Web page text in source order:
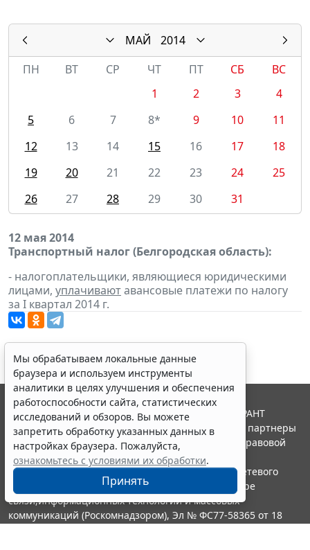
МАЙ
2014
ПН
ВТ СР ЧТ ПТ СБ
ВС
1
2 3
4
5
6 7 8* 9 10
11
12
13 14 15 16 17
18
19
20 21 22 23 24
25
26
27 28 29 30 31
12 мая 2014
Транспортный налог (Белгородская область):
- налогоплательщики, являющиеся юридическими
лицами, уплачиваютавансовые платежи по налогу
за I квартал 2014 г.
Мы обрабатываем локальные данные
браузера и используем инструменты
аналитики в целях улучшения и обеспечения
работоспособности сайта, статистических
исследований и обзоров. Вы можете
запретить обработку указанных данных в
настройках браузера. Пожалуйста,
ознакомьтесь с условиями их обработки.
Принять
© ООО "НПП "ГАРАНТ-СЕРВИС", 2026. Система ГАРАНТ
выпускается с 1990 года. Компания "Гарант" и ее партнеры
являются участниками Российской ассоциации правовой
информации ГАРАНТ.
Портал ГАРАНТ.РУ зарегистрирован в качестве сетевого
издания Федеральной службой по надзору в сфере
связи,информационных технологий и массовых
коммуникаций (Роскомнадзором), Эл № ФС77-58365 от 18